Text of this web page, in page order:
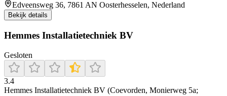
Edveensweg 36, 7861 AN Oosterhesselen, Nederland
Bekijk details
Hemmes Installatietechniek BV
Gesloten
3.4
Hemmes Installatietechniek BV (Coevorden, Monierweg 5a;